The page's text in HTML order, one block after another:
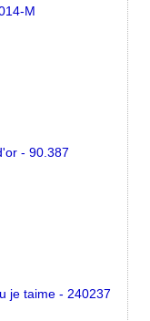
M
- 90.387
je taime - 240237